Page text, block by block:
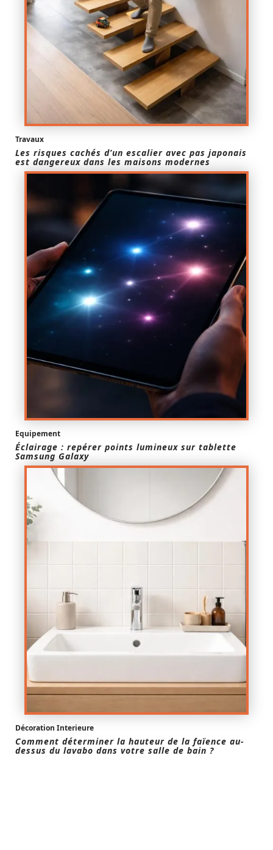
Travaux
Les risques cachés d’un escalier avec pas japonais
est dangereux dans les maisons modernes
Equipement
Éclairage : repérer points lumineux sur tablette
Samsung Galaxy
Décoration Interieure
Comment déterminer la hauteur de la faïence au-
dessus du lavabo dans votre salle de bain ?